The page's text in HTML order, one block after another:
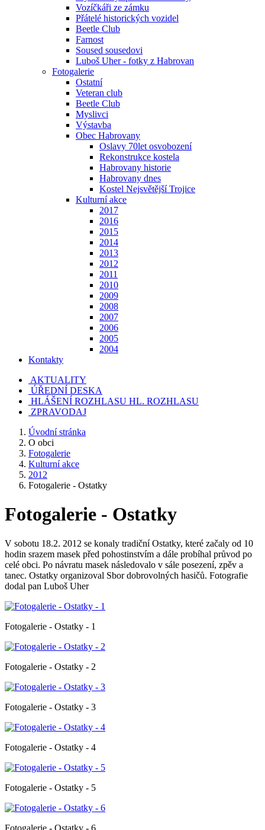
Vozíčkáři ze zámku
Přátelé historických vozidel
Beetle Club
Farnost
Soused sousedovi
Luboš Uher - fotky z Habrovan
Fotogalerie
Ostatní
Veteran club
Beetle Club
Myslivci
Výstavba
Obec Habrovany
Oslavy 70let osvobození
Rekonstrukce kostela
Habrovany historie
Habrovany dnes
Kostel Nejsvětější Trojice
Kulturní akce
2017
2016
2015
2014
2013
2012
2011
2010
2009
2008
2007
2006
2005
2004
Kontakty
AKTUALITY
ÚŘEDNÍ DESKA
HLÁŠENÍ ROZHLASU HL. ROZHLASU
ZPRAVODAJ
Úvodní stránka
O obci
Fotogalerie
Kulturní akce
2012
Fotogalerie - Ostatky
Fotogalerie - Ostatky
V sobotu 18.2. 2012 se konaly tradiční Ostatky, které začaly od 10
hodin srazem masek před pohostinstvím a dále probíhal průvod po
celé obci. Po návratu masek následovalo v sále posezení, zpěv a
tanec. Ostatky organizoval Sbor dobrovolných hasičů. Fotografie
dodal pan Luboš Uher
Fotogalerie - Ostatky - 1
Fotogalerie - Ostatky - 2
Fotogalerie - Ostatky - 3
Fotogalerie - Ostatky - 4
Fotogalerie - Ostatky - 5
Fotogalerie - Ostatky - 6